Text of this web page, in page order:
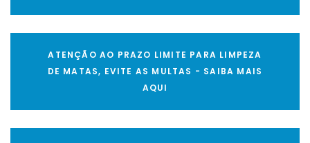
ATENÇÃO AO PRAZO LIMITE PARA LIMPEZA
DE MATAS, EVITE AS MULTAS - SAIBA MAIS
AQUI